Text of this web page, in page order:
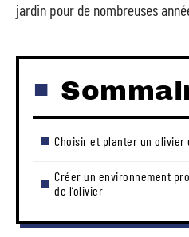
jardin pour de nombreuses
Choisir et planter un olivier
Créer un environnement
de l’olivier